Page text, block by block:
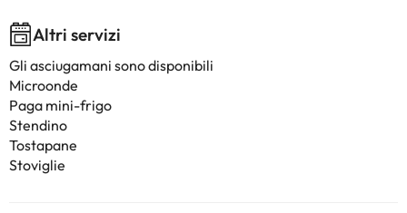
Altri servizi
Gli asciugamani sono disponibili
Microonde
Paga mini-frigo
Stendino
Tostapane
Stoviglie